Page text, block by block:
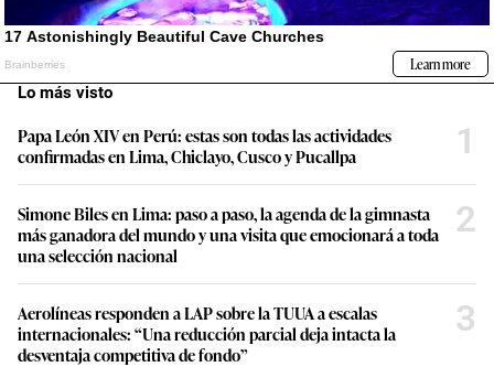
Lo más visto
Papa León XIV en Perú: estas son todas las actividades
confirmadas en Lima, Chiclayo, Cusco y Pucallpa
1
Simone Biles en Lima: paso a paso, la agenda de la gimnasta
más ganadora del mundo y una visita que emocionará a toda
una selección nacional
2
Aerolíneas responden a LAP sobre la TUUA a escalas
internacionales: “Una reducción parcial deja intacta la
desventaja competitiva de fondo”
3